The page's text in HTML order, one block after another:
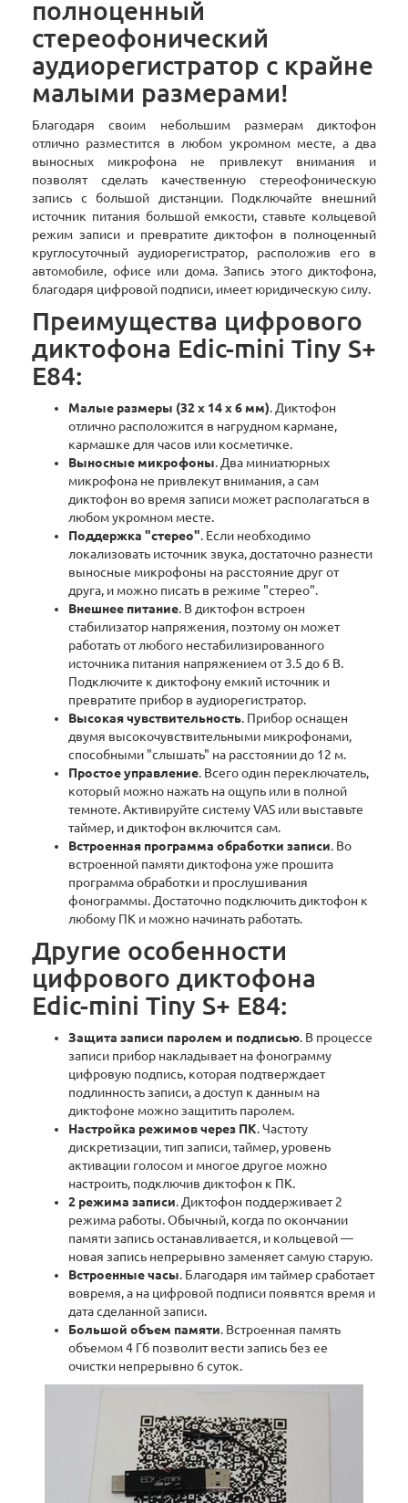
полноценный
стереофонический
аудиорегистратор с крайне
малыми размерами!
Благодаря своим небольшим размерам диктофон
отлично разместится в любом укромном месте, а два
выносных микрофона не привлекут внимания и
позволят сделать качественную стереофоническую
запись с большой дистанции. Подключайте внешний
источник питания большой емкости, ставьте кольцевой
режим записи и превратите диктофон в полноценный
круглосуточный аудиорегистратор, расположив его в
автомобиле, офисе или дома. Запись этого диктофона,
благодаря цифровой подписи, имеет юридическую силу.
Преимущества цифрового
диктофона Edic-mini Tiny S+
E84:
Малые размеры (32 x 14 х 6 мм). Диктофон
отлично расположится в нагрудном кармане,
кармашке для часов или косметичке.
Выносные микрофоны. Два миниатюрных
микрофона не привлекут внимания, а сам
диктофон во время записи может располагаться в
любом укромном месте.
Поддержка "стерео". Если необходимо
локализовать источник звука, достаточно разнести
выносные микрофоны на расстояние друг от
друга, и можно писать в режиме "стерео".
Внешнее питание. В диктофон встроен
стабилизатор напряжения, поэтому он может
работать от любого нестабилизированного
источника питания напряжением от 3.5 до 6 В.
Подключите к диктофону емкий источник и
превратите прибор в аудиорегистратор.
Высокая чувствительность. Прибор оснащен
двумя высокочувствительными микрофонами,
способными "слышать" на расстоянии до 12 м.
Простое управление. Всего один переключатель,
который можно нажать на ощупь или в полной
темноте. Активируйте систему VAS или выставьте
таймер, и диктофон включится сам.
Встроенная программа обработки записи. Во
встроенной памяти диктофона уже прошита
программа обработки и прослушивания
фонограммы. Достаточно подключить диктофон к
любому ПК и можно начинать работать.
Другие особенности
цифрового диктофона
Edic-mini Tiny S+ E84:
Защита записи паролем и подписью. В процессе
записи прибор накладывает на фонограмму
цифровую подпись, которая подтверждает
подлинность записи, а доступ к данным на
диктофоне можно защитить паролем.
Настройка режимов через ПК. Частоту
дискретизации, тип записи, таймер, уровень
активации голосом и многое другое можно
настроить, подключив диктофон к ПК.
2 режима записи. Диктофон поддерживает 2
режима работы. Обычный, когда по окончании
памяти запись останавливается, и кольцевой —
новая запись непрерывно заменяет самую старую.
Встроенные часы. Благодаря им таймер сработает
вовремя, а на цифровой подписи появятся время и
дата сделанной записи.
Большой объем памяти. Встроенная память
объемом 4 Гб позволит вести запись без ее
очистки непрерывно 6 суток.